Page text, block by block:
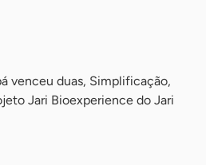
venceu duas, Simplificação,
Jari Bioexperience do Jari